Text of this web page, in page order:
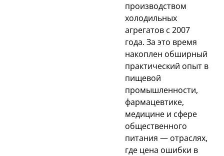
производством
холодильных
агрегатов с 2007
года. За это время
накоплен обширный
практический опыт в
пищевой
промышленности,
фармацевтике,
медицине и сфере
общественного
питания — отраслях,
где цена ошибки в